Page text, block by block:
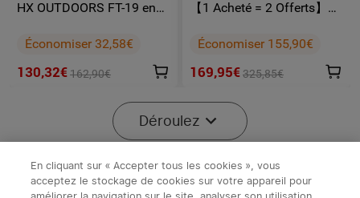
x1119,95€
HX OUTDOORS FT-19 en
Économiser 32,58€
130,32€162,90€
【1 Acheté = 2 Offerts】
Arkfeld Ultra Class 1 + i3E
Économiser 155,90€
169,95€325,85€
Déroulez
En cliquant sur « Accepter tous les cookies », vous
acceptez le stockage de cookies sur votre appareil pour